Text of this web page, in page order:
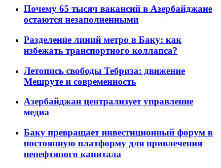
Почему 65 тысяч вакансий в Азербайджане
остаются незаполненными
Разделение линий метро в Баку: как
избежать транспортного коллапса?
Летопись свободы Тебриза: движение
Мешруте и современность
Азербайджан централизует управление
медиа
Баку превращает инвестиционный форум в
постоянную платформу для привлечения
ненефтяного капитала